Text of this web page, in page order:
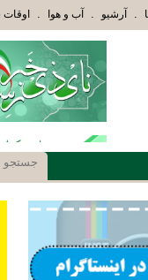
اللَّهُ وَأُوْلَئِكَ هُمْ أُوْلُوا . آرشیو . آب و هوا .